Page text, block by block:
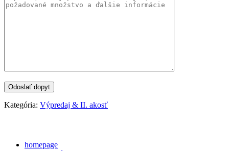
Kategória: Výpredaj & II. akosť
homepage